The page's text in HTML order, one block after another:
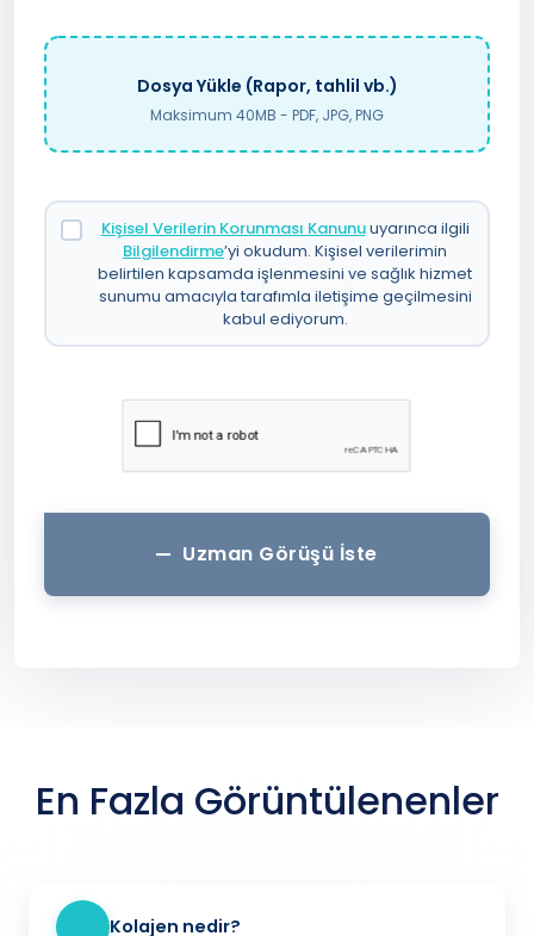
Dosya Yükle (Rapor, tahlil vb.)
Maksimum 40MB - PDF, JPG, PNG
Kişisel Verilerin Korunması Kanunuuyarınca ilgili
Bilgilendirme’yi okudum. Kişisel verilerimin
belirtilen kapsamda işlenmesini ve sağlık hizmet
sunumu amacıyla tarafımla iletişime geçilmesini
kabul ediyorum.
Uzman Görüşü İste
En Fazla Görüntülenenler
Kolajen nedir?